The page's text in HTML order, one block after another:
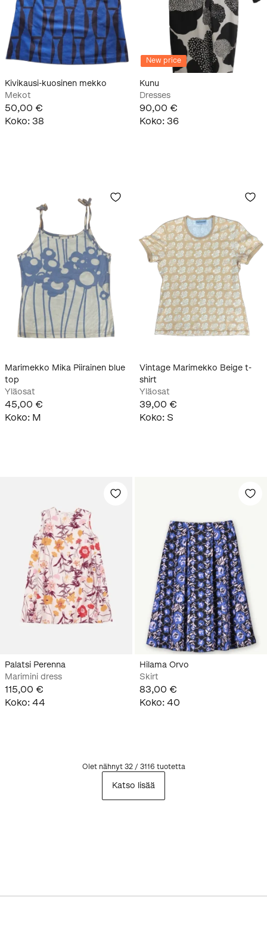
Kivikausi-kuosinen mekko
Mekot
50,00 €
Koko: 38
New price
Kunu
Dresses
90,00 €
Koko: 36
Marimekko Mika Piirainen blue
top
Yläosat
45,00 €
Koko: M
Vintage Marimekko Beige t-
shirt
Yläosat
39,00 €
Koko: S
Palatsi Perenna
Marimini dress
115,00 €
Koko: 44
Hilama Orvo
Skirt
83,00 €
Koko: 40
Olet nähnyt 32 / 3116 tuotetta
Katso lisää